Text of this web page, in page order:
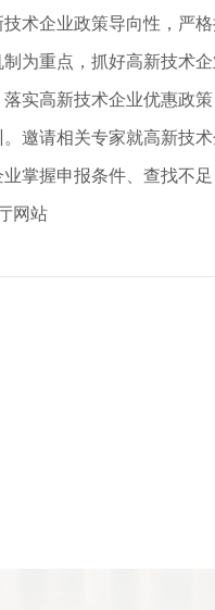
术企业政策导向性，严
为重点，抓好高新技术
实高新技术企业优惠政
邀请相关专家就高新技
掌握申报条件、查找不
网站